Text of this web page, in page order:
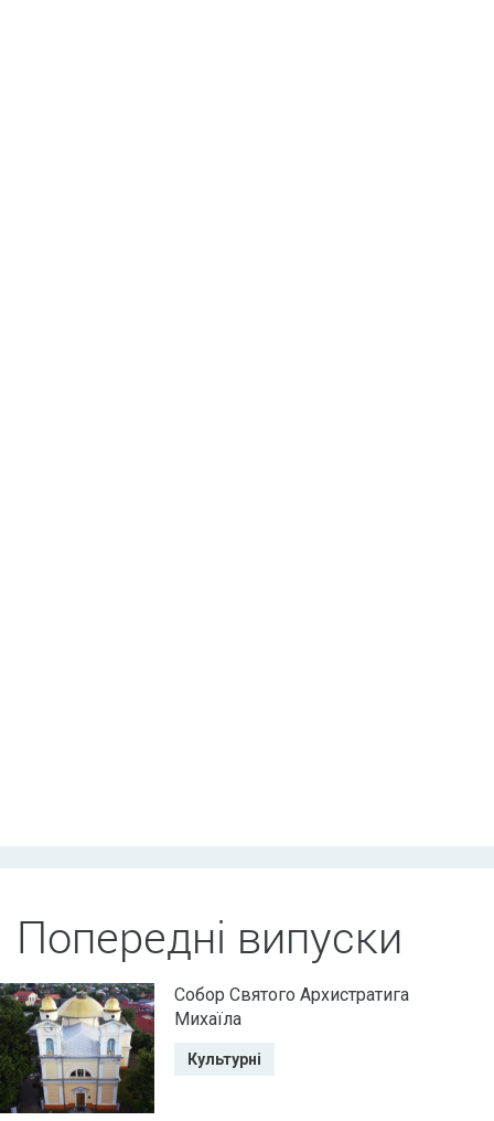
Попередні випуски
Собор Святого Архистратига
Михаїла
Культурні